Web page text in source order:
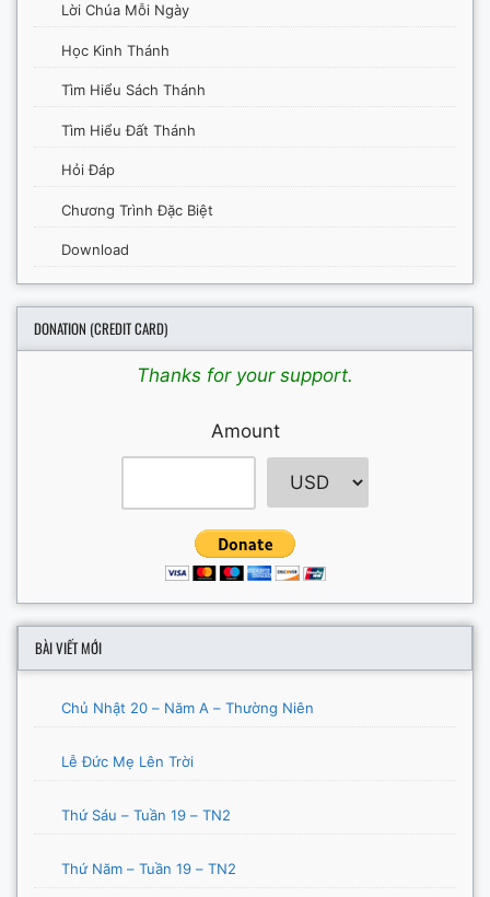
Lời Chúa Mỗi Ngày
Học Kinh Thánh
Tìm Hiểu Sách Thánh
Tìm Hiểu Đất Thánh
Hỏi Đáp
Chương Trình Đặc Biệt
Download
DONATION (CREDIT CARD)
Thanks for your support.
Amount
BÀI VIẾT MỚI
Chủ Nhật 20 – Năm A – Thường Niên
Lễ Đức Mẹ Lên Trời
Thứ Sáu – Tuần 19 – TN2
Thứ Năm – Tuần 19 – TN2